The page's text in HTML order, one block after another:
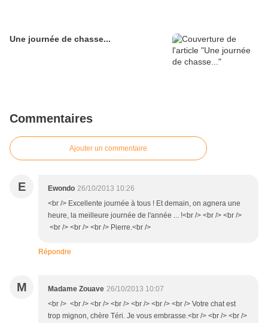
Une journée de chasse...
Commentaires
Ajouter un commentaire
E Ewondo 26/10/2013 10:26
<br /> Excellente journée à tous ! Et demain, on agnera une
heure, la meilleure journée de l'année ... !<br /> <br /> <br />
<br /> <br /> <br /> Pierre.<br />
Répondre
M Madame Zouave 26/10/2013 10:07
<br /> <br /> <br /> <br /> <br /> <br /> <br /> Votre chat est
trop mignon, chère Téri. Je vous embrasse.<br /> <br /> <br />